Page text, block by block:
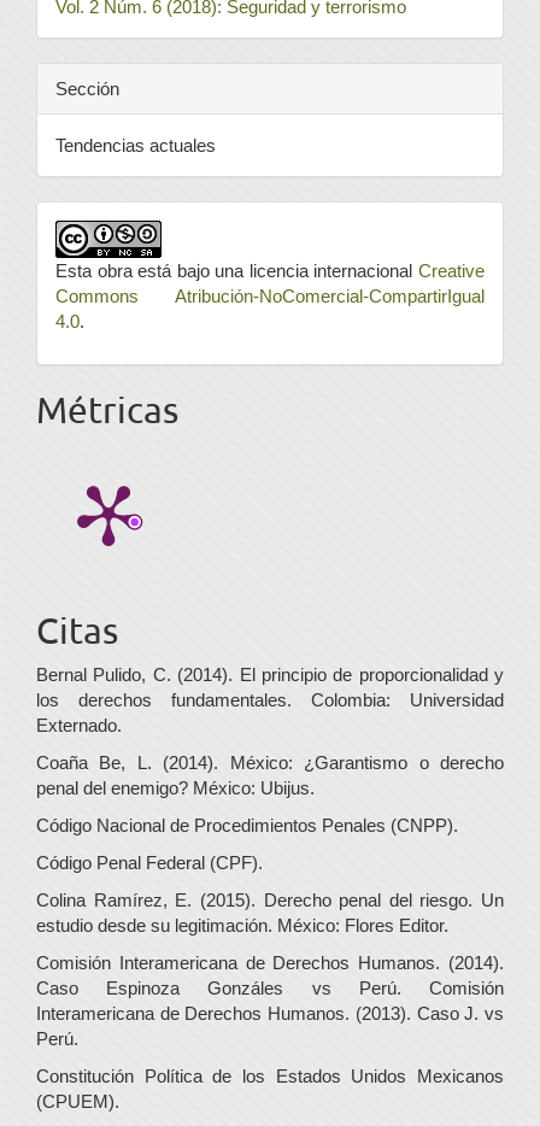
Vol. 2 Núm. 6 (2018): Seguridad y terrorismo
Sección
Tendencias actuales
Esta obra está bajo una licencia internacional Creative
Commons Atribución-NoComercial-CompartirIgual
4.0.
Métricas
Citas
Bernal Pulido, C. (2014). El principio de proporcionalidad y
los derechos fundamentales. Colombia: Universidad
Externado.
Coaña Be, L. (2014). México: ¿Garantismo o derecho
penal del enemigo? México: Ubijus.
Código Nacional de Procedimientos Penales (CNPP).
Código Penal Federal (CPF).
Colina Ramírez, E. (2015). Derecho penal del riesgo. Un
estudio desde su legitimación. México: Flores Editor.
Comisión Interamericana de Derechos Humanos. (2014).
Caso Espinoza Gonzáles vs Perú. Comisión
Interamericana de Derechos Humanos. (2013). Caso J. vs
Perú.
Constitución Política de los Estados Unidos Mexicanos
(CPUEM).